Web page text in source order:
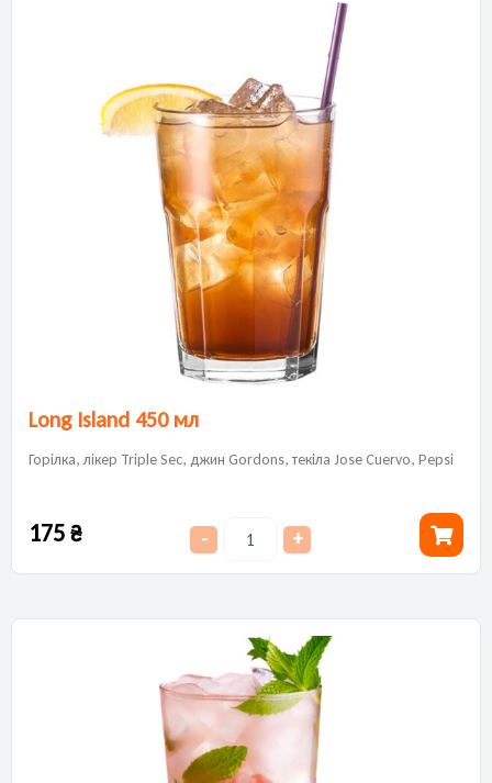
Long Island 450 мл
Горілка, лікер Triple Sec, джин Gordons, текіла Jose Cuervo, Pepsi
175₴ - +